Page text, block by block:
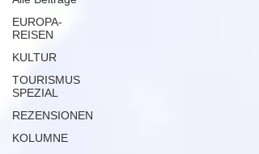
EUROPA-
REISEN
KULTUR
TOURISMUS
SPEZIAL
REZENSIONEN
KOLUMNE